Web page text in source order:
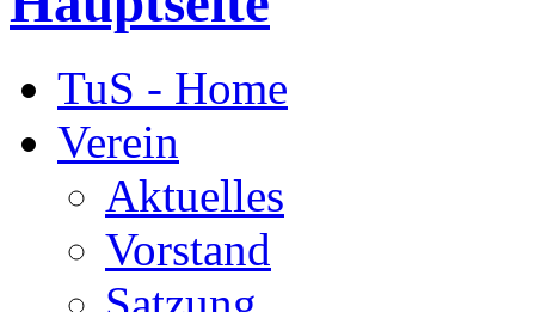
TuS - Home
Verein
Aktuelles
Vorstand